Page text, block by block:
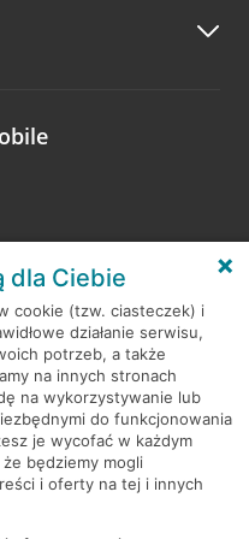
opinią o wizycie.
dla Ciebie
cookie (tzw. ciasteczek) i
działanie serwisu,
potrzeb, a także
na innych stronach
na wykorzystywanie lub
do funkcjonowania
je wycofać w każdym
będziemy mogli
i oferty na tej i innych